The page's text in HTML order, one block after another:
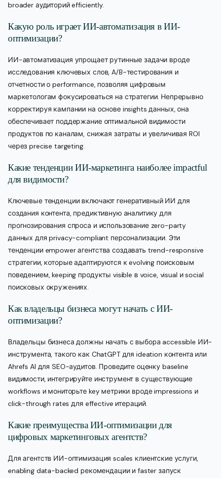
broader аудиторий efficiently.
Какую роль играет ИИ-автоматизация в ИИ-
оптимизации?
ИИ-автоматизация упрощает рутинные задачи вроде
исследования ключевых слов, A/B-тестирования и
отчетности о performance, позволяя цифровым
маркетологам фокусироваться на стратегии. Непрерывно
корректируя кампании на основе insights данных, она
обеспечивает поддержание оптимальной видимости
продуктов по каналам, снижая затраты и увеличивая ROI
через precise targeting.
Какие тенденции ИИ-маркетинга наиболее impactful
для видимости?
Ключевые тенденции включают генеративный ИИ для
создания контента, предиктивную аналитику для
прогнозирования спроса и использование zero-party
данных для privacy-compliant персонализации. Эти
тенденции empower агентства создавать trend-responsive
стратегии, которые адаптируются к evolving поисковым
поведением, keeping продукты visible в voice, visual и social
поисковых окружениях.
Как владельцы бизнеса могут начать с ИИ-
оптимизации?
Владельцы бизнеса должны начать с выбора accessible ИИ-
инструмента, такого как ChatGPT для ideation контента или
Ahrefs AI для SEO-аудитов. Проведите оценку baseline
видимости, интегрируйте инструмент в существующие
workflows и мониторьте key метрики вроде impressions и
click-through rates для effective итераций.
Какие преимущества ИИ-оптимизации для
цифровых маркетинговых агентств?
Для агентств ИИ-оптимизация scales клиентские услуги,
enabling data-backed рекомендации и faster запуск